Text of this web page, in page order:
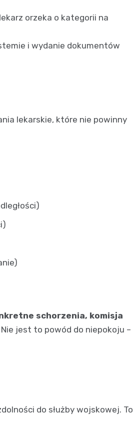
orzeka o kategorii na
i wydanie dokumentów
lekarskie, które nie powinny
schorzenia, komisja
Nie jest to powód do niepokoju –
do służby wojskowej. To